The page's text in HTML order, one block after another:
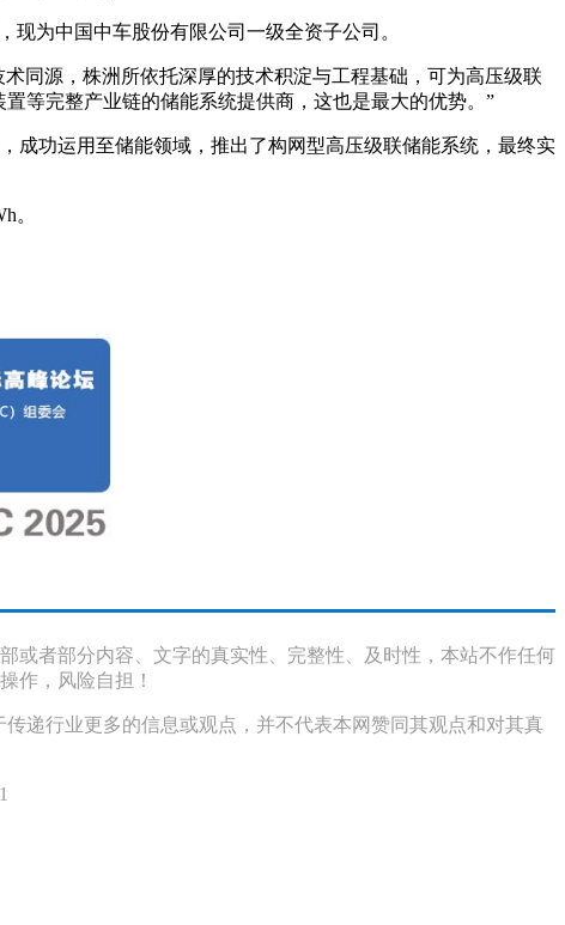
为中国中车股份有限公司一级全资子公司。
同源，株洲所依托深厚的技术积淀与工程基础，可为高压级联
等完整产业链的储能系统提供商，这也是最大的优势。 ”
成功运用至储能领域，推出了构网型高压级联储能系统，最终实
。
或者部分内容、文字的真实性、完整性、及时性，本站不作任何
作，风险自担！
递行业更多的信息或观点，并不代表本网赞同其观点和对其真